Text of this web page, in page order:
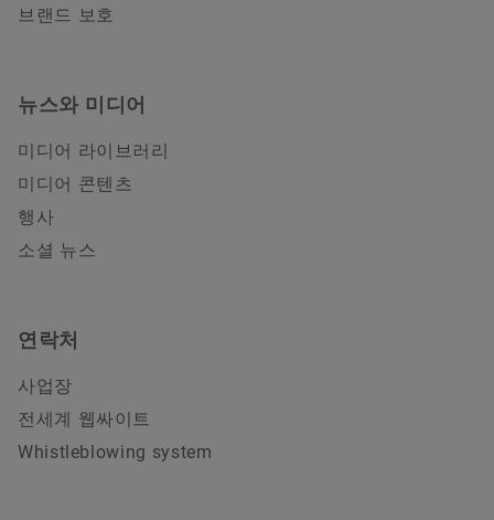
브랜드 보호
뉴스와 미디어
미디어 라이브러리
미디어 콘텐츠
행사
소셜 뉴스
연락처
사업장
전세계 웹싸이트
Whistleblowing system